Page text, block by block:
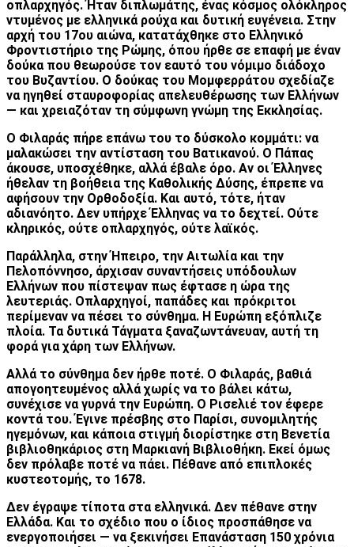
οπλαρχηγός. Ήταν διπλωμάτης, ένας κόσμος ολόκληρος
ντυμένος με ελληνικά ρούχα και δυτική ευγένεια. Στην
αρχή του 17ου αιώνα, κατατάχθηκε στο Ελληνικό
Φροντιστήριο της Ρώμης, όπου ήρθε σε επαφή με έναν
δούκα που θεωρούσε τον εαυτό του νόμιμο διάδοχο
του Βυζαντίου. Ο δούκας του Μομφερράτου σχεδίαζε
να ηγηθεί σταυροφορίας απελευθέρωσης των Ελλήνων
— και χρειαζόταν τη σύμφωνη γνώμη της Εκκλησίας.
Ο Φιλαράς πήρε επάνω του το δύσκολο κομμάτι: να
μαλακώσει την αντίσταση του Βατικανού. Ο Πάπας
άκουσε, υποσχέθηκε, αλλά έβαλε όρο. Αν οι Έλληνες
ήθελαν τη βοήθεια της Καθολικής Δύσης, έπρεπε να
αφήσουν την Ορθοδοξία. Και αυτό, τότε, ήταν
αδιανόητο. Δεν υπήρχε Έλληνας να το δεχτεί. Ούτε
κληρικός, ούτε οπλαρχηγός, ούτε λαϊκός.
Παράλληλα, στην Ήπειρο, την Αιτωλία και την
Πελοπόννησο, άρχισαν συναντήσεις υπόδουλων
Ελλήνων που πίστεψαν πως έφτασε η ώρα της
λευτεριάς. Οπλαρχηγοί, παπάδες και πρόκριτοι
περίμεναν να πέσει το σύνθημα. Η Ευρώπη εξόπλιζε
πλοία. Τα δυτικά Τάγματα ξαναζωντάνευαν, αυτή τη
φορά για χάρη των Ελλήνων.
Αλλά το σύνθημα δεν ήρθε ποτέ. Ο Φιλαράς, βαθιά
απογοητευμένος αλλά χωρίς να το βάλει κάτω,
συνέχισε να γυρνά την Ευρώπη. Ο Ρισελιέ τον έφερε
κοντά του. Έγινε πρέσβης στο Παρίσι, συνομιλητής
ηγεμόνων, και κάποια στιγμή διορίστηκε στη Βενετία
βιβλιοθηκάριος στη Μαρκιανή Βιβλιοθήκη. Εκεί όμως
δεν πρόλαβε ποτέ να πάει. Πέθανε από επιπλοκές
κυστεοτομής, το 1678.
Δεν έγραψε τίποτα στα ελληνικά. Δεν πέθανε στην
Ελλάδα. Και το σχέδιο που ο ίδιος προσπάθησε να
ενεργοποιήσει — να ξεκινήσει Επανάσταση 150 χρόνια